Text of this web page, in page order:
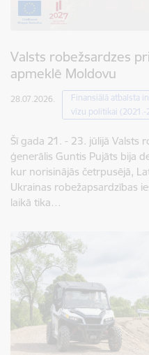
Valsts robežsardzes
apmeklē Moldovu
28.07.2026.
Finansiālā atbalsta
vīzu politikai (2021.-
Šī gada 21. - 23. jūlijā Valsts
ģenerālis Guntis Pujāts bija
kur norisinājās četrpusējā,
Ukrainas robežapsardzības
laikā tika…